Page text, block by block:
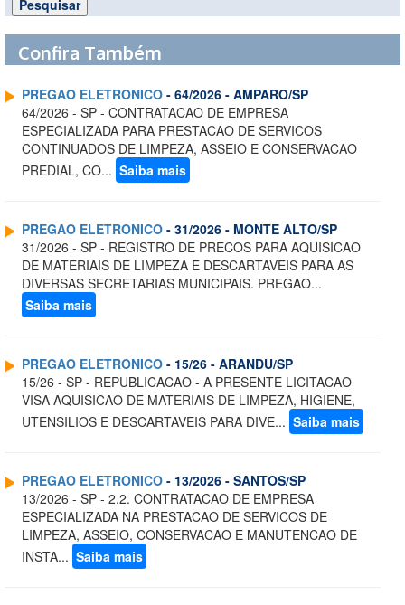
Confira Também
PREGAO ELETRONICO - 64/2026 - AMPARO/SP
64/2026 - SP - CONTRATACAO DE EMPRESA
ESPECIALIZADA PARA PRESTACAO DE SERVICOS
CONTINUADOS DE LIMPEZA, ASSEIO E CONSERVACAO
PREDIAL, CO... Saiba mais
PREGAO ELETRONICO - 31/2026 - MONTE ALTO/SP
31/2026 - SP - REGISTRO DE PRECOS PARA AQUISICAO
DE MATERIAIS DE LIMPEZA E DESCARTAVEIS PARA AS
DIVERSAS SECRETARIAS MUNICIPAIS. PREGAO...
Saiba mais
PREGAO ELETRONICO - 15/26 - ARANDU/SP
15/26 - SP - REPUBLICACAO - A PRESENTE LICITACAO
VISA AQUISICAO DE MATERIAIS DE LIMPEZA, HIGIENE,
UTENSILIOS E DESCARTAVEIS PARA DIVE... Saiba mais
PREGAO ELETRONICO - 13/2026 - SANTOS/SP
13/2026 - SP - 2.2. CONTRATACAO DE EMPRESA
ESPECIALIZADA NA PRESTACAO DE SERVICOS DE
LIMPEZA, ASSEIO, CONSERVACAO E MANUTENCAO DE
INSTA... Saiba mais